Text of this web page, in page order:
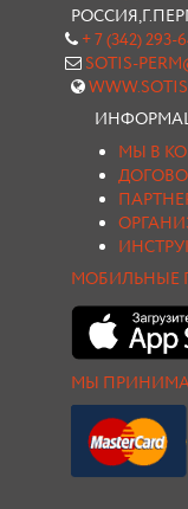
+ 7 (342) 293-
SOTIS-
МЫ В
МОБИЛЬНЫЕ
МЫ